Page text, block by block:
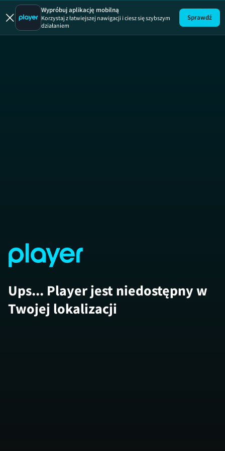
Automaniak
Wypróbuj aplikację mobilną
Korzystaj z łatwiejszej nawigacji i ciesz się szybszym
działaniem
Sprawdź
Ups... Player jest niedostępny w
Twojej lokalizacji